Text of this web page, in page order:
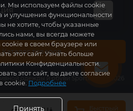
Быстрый
Каталог товаров
одежды и обуви SportikAM © 2026
Мы используем файлы cookie
и улучшения функциональности
не хотите, чтобы указанные
нами, вы всегда можете
в своем браузере или
этот сайт. Узнать больше
Конфиденциальности.
этот сайт, вы даете согласие
cookie. Подробнее
Принять